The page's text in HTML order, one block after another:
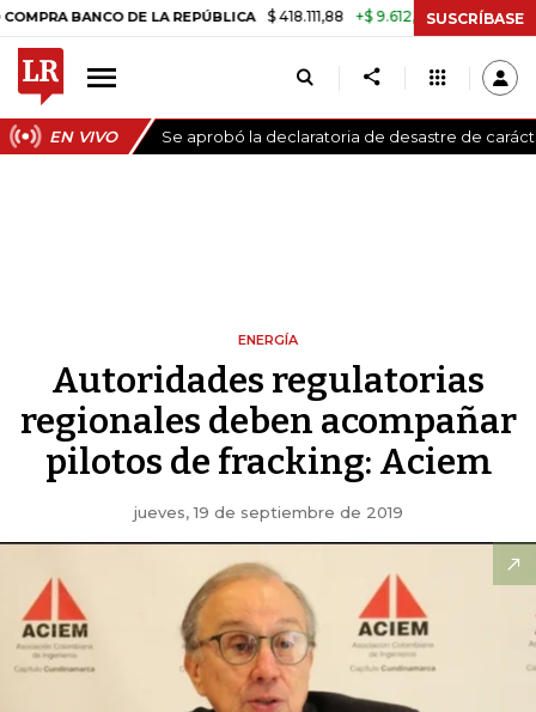
BANCO DE LA REPÚBLICA $ 418.111,88 +$ 9.612,91 +2,35% TASA
SUSCRÍBASE
EN VIVO Se aprobó la declaratoria de desastre de
ENERGÍA
Autoridades regulatorias
regionales deben acompañar
pilotos de fracking: Aciem
jueves, 19 de septiembre de 2019